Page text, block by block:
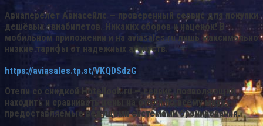
Авиаперелет Авиасейлс — проверенный сервис для покупки
дешёвых авиабилетов. Никаких сборов и наценок! В
мобильном приложении и на aviasales.ru лишь максимально
низкие тарифы от надежных агентств.
https://aviasales.tp.st/VKQDSdzG
Отели со скидкой Hotellook.ru — сервис, позволяющий
находить и сравнивать цены на отели по всему миру,
предоставляемые ведущими системами бронирования.